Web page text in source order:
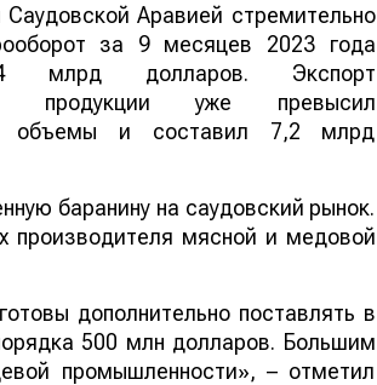
Саудовской Аравией стремительно
за 9 месяцев 2023 года
млрд долларов. Экспорт
продукции уже превысил
объемы и составил 7,2 млрд
баранину на саудовский рынок.
производителя мясной и медовой
дополнительно поставлять в
500 млн долларов. Большим
промышленности», – отметил